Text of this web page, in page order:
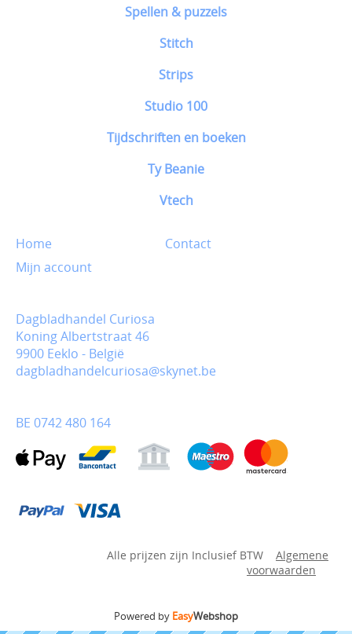
Spellen & puzzels
Stitch
Strips
Studio 100
Tijdschriften en boeken
Ty Beanie
Vtech
Home
Contact
Mijn account
Dagbladhandel Curiosa
Koning Albertstraat 46
9900 Eeklo - België
dagbladhandelcuriosa@skynet.be
BE 0742 480 164
Alle prijzen zijn Inclusief BTW
Algemene
voorwaarden
Powered by EasyWebshop